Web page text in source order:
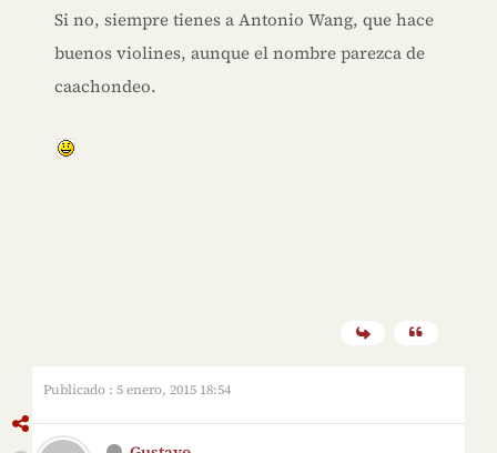
Si no, siempre tienes a Antonio Wang, que hace
buenos violines, aunque el nombre parezca de
caachondeo.
Publicado : 5 enero, 2015 18:54